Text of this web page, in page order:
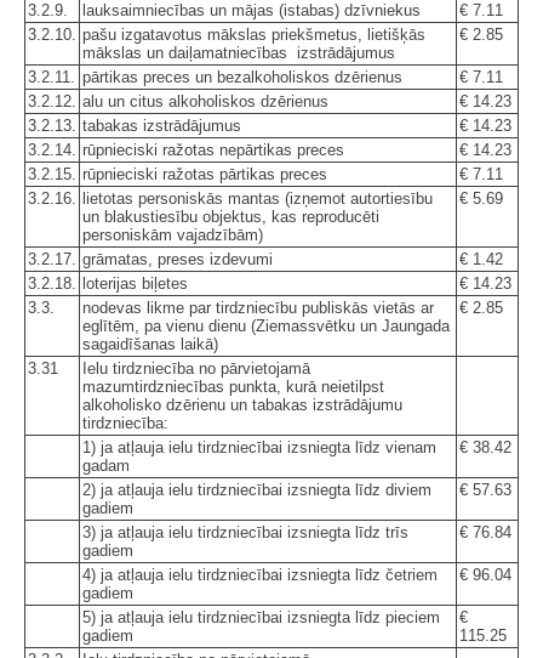
3.2.9. lauksaimniecības un mājas (istabas) dzīvniekus
€ 7.11
3.2.10. pašu izgatavotus mākslas priekšmetus, lietišķās
mākslas un daiļamatniecības izstrādājumus
€ 2.85
3.2.11. pārtikas preces un bezalkoholiskos dzērienus
€ 7.11
3.2.12. alu un citus alkoholiskos dzērienus
€ 14.23
3.2.13. tabakas izstrādājumus
€ 14.23
3.2.14. rūpnieciski ražotas nepārtikas preces
€ 14.23
3.2.15. rūpnieciski ražotas pārtikas preces
€ 7.11
3.2.16. lietotas personiskās mantas (izņemot autortiesību
un blakustiesību objektus, kas reproducēti
personiskām vajadzībām)
€ 5.69
3.2.17. grāmatas, preses izdevumi
€ 1.42
3.2.18. loterijas biļetes
€ 14.23
3.3.
nodevas likme par tirdzniecību publiskās vietās ar
eglītēm, pa vienu dienu (Ziemassvētku un Jaungada
sagaidīšanas laikā)
€ 2.85
3.31
Ielu tirdzniecība no pārvietojamā
mazumtirdzniecības punkta, kurā neietilpst
alkoholisko dzērienu un tabakas izstrādājumu
tirdzniecība:
1) ja atļauja ielu tirdzniecībai izsniegta līdz vienam
gadam
€ 38.42
2) ja atļauja ielu tirdzniecībai izsniegta līdz diviem
gadiem
€ 57.63
3) ja atļauja ielu tirdzniecībai izsniegta līdz trīs
gadiem
€ 76.84
4) ja atļauja ielu tirdzniecībai izsniegta līdz četriem
gadiem
€ 96.04
5) ja atļauja ielu tirdzniecībai izsniegta līdz pieciem
gadiem
€
115.25